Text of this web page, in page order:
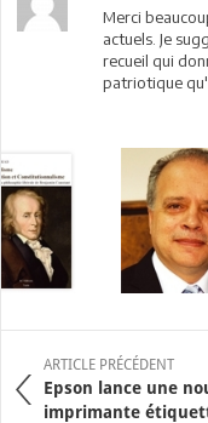
Merci
actuels. Je
recueil qui
patriotique
ARTICLE PRÉCÉDENT
Epson lance une
imprimante